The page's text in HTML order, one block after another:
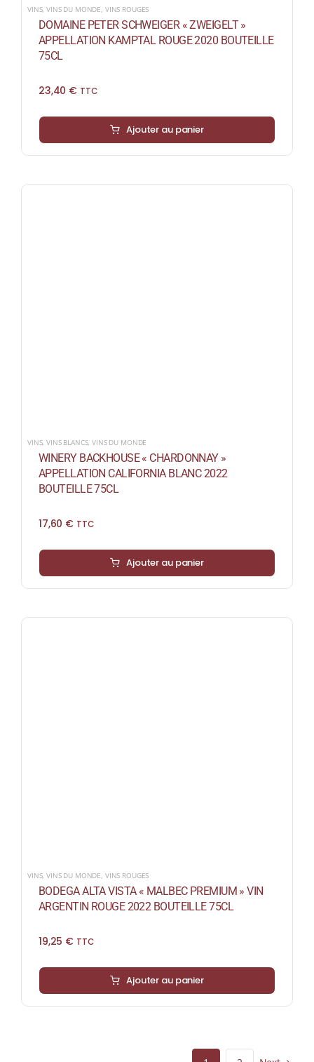
VINS,VINS DU MONDE VINS ROUGES
DOMAINE PETER SCHWEIGER « ZWEIGELT »
APPELLATION KAMPTAL ROUGE 2020 BOUTEILLE
75CL
23,40 € TTC
Ajouter au panier
VINS,VINS BLANCS,VINS DU MONDE
WINERY BACKHOUSE « CHARDONNAY »
APPELLATION CALIFORNIA BLANC 2022
BOUTEILLE 75CL
17,60 € TTC
Ajouter au panier
VINS,VINS DU MONDE VINS ROUGES
BODEGA ALTA VISTA « MALBEC PREMIUM » VIN
ARGENTIN ROUGE 2022 BOUTEILLE 75CL
19,25 € TTC
Ajouter au panier